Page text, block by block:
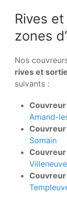
Rives
zones
Nos
rives et
suivants :
Amand-
Somain